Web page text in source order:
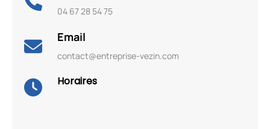
04 67 28 54 75
Email
contact@entreprise-vezin.com
Horaires